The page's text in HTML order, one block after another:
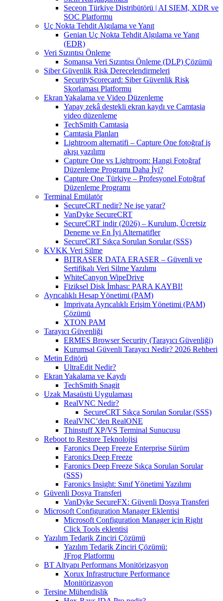
Seceon Türkiye Distribütörü | AI SIEM, XDR ve
SOC Platformu
Uç Nokta Tehdit Algılama ve Yanıt
Genian Uç Nokta Tehdit Algılama ve Yanıt
(EDR)
Veri Sızıntısı Önleme
Somansa Veri Sızıntısı Önleme (DLP) Çözümü
Siber Güvenlik Risk Derecelendirmeleri
SecurityScorecard: Siber Güvenlik Risk
Skorlaması Platformu
Ekran Yakalama ve Video Düzenleme
Yapay zekâ destekli ekran kaydı ve Camtasia
video düzenleme
TechSmith Camtasia
Camtasia Planları
Lightroom alternatifi – Capture One fotoğraf iş
akışı yazılımı
Capture One vs Lightroom: Hangi Fotoğraf
Düzenleme Programı Daha İyi?
Capture One Türkiye – Profesyonel Fotoğraf
Düzenleme Programı
Terminal Emülatör
SecureCRT nedir? Ne işe yarar?
VanDyke SecureCRT
SecureCRT indir (2026) – Kurulum, Ücretsiz
Deneme ve En İyi Alternatifler
SecureCRT Sıkça Sorulan Sorular (SSS)
KVKK Veri Silme
BITRASER DATA ERASER – Güvenli ve
Sertifikalı Veri Silme Yazılımı
WhiteCanyon WipeDrive
Fiziksel Disk İmhası: PARA KAYBI!
Ayrıcalıklı Hesap Yönetimi (PAM)
Imprivata Ayrıcalıklı Erişim Yönetimi (PAM)
Çözümü
XTON PAM
Tarayıcı Güvenliği
ERMES Browser Security (Tarayıcı Güvenliği)
Kurumsal Güvenli Tarayıcı Nedir? 2026 Rehberi
Metin Editörü
UltraEdit Nedir?
Ekran Yakalama ve Kaydı
TechSmith Snagit
Uzak Masaüstü Uygulaması
RealVNC Nedir?
SecureCRT Sıkça Sorulan Sorular (SSS)
RealVNC’den RealONE
Thinstuff XP/VS Terminal Sunucusu
Reboot to Restore Teknolojisi
Faronics Deep Freeze Enterprise Sürüm
Faronics Deep Freeze
Faronics Deep Freeze Sıkça Sorulan Sorular
(SSS)
Faronics Insight: Sınıf Yönetimi Yazılımı
Güvenli Dosya Transferi
VanDyke SecureFX: Güvenli Dosya Transferi
Microsoft Configuration Manager Eklentisi
Microsoft Configuration Manager için Right
Click Tools eklentisi
Yazılım Tedarik Zinciri Çözümü
Yazılım Tedarik Zinciri Çözümü:
JFrog Platformu
BT Altyapı Performans Monitörizasyon
Xorux Infrastructure Performance
Monitörizasyon
Tersine Mühendislik